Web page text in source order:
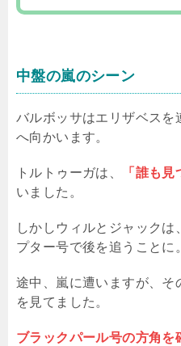
中盤の嵐のシーン
バルボッサはエリザベスを
へ向かいます。
トルトゥーガは、 「誰も見
いました。
しかしウィルとジャック
プター号で後を追うことに。
途中、嵐に遭いますが、そ
を見てました。
ブラックパール号の方角を